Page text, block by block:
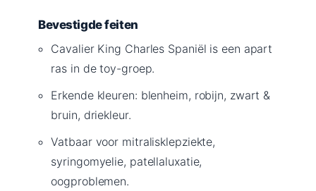
Bevestigde feiten
Cavalier King Charles Spaniël is een apart
ras in de toy-groep.
Erkende kleuren: blenheim, robijn, zwart &
bruin, driekleur.
Vatbaar voor mitralisklepziekte,
syringomyelie, patellaluxatie,
oogproblemen.